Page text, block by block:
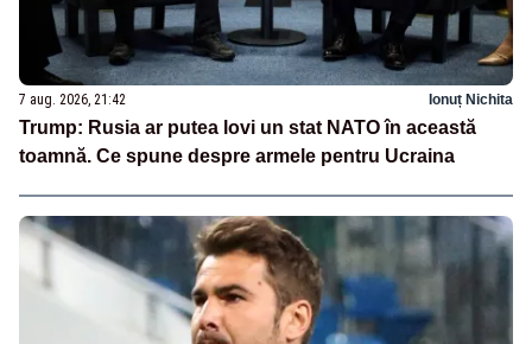
7 aug. 2026, 21:42 Ionuț Nichita
Trump: Rusia ar putea lovi un stat NATO în această
toamnă. Ce spune despre armele pentru Ucraina